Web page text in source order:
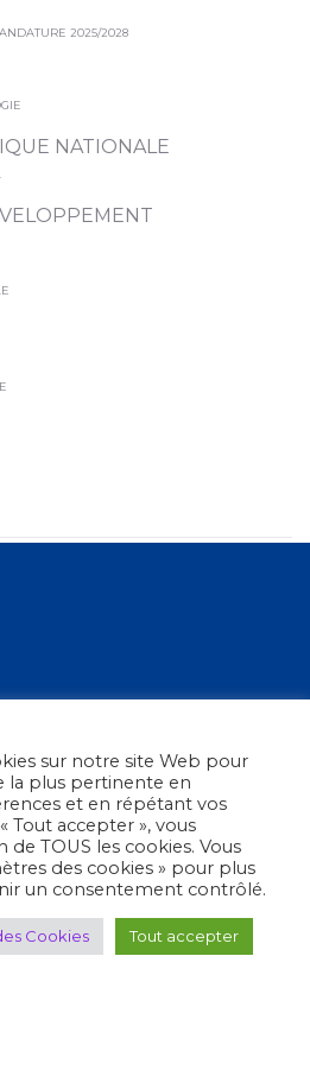
2025/2028
NATIONALE
sur notre site Web pour
la plus pertinente en
et en répétant vos
Tout accepter », vous
de TOUS les cookies. Vous
des cookies » pour plus
un consentement contrôlé.
Cookies Tout accepter